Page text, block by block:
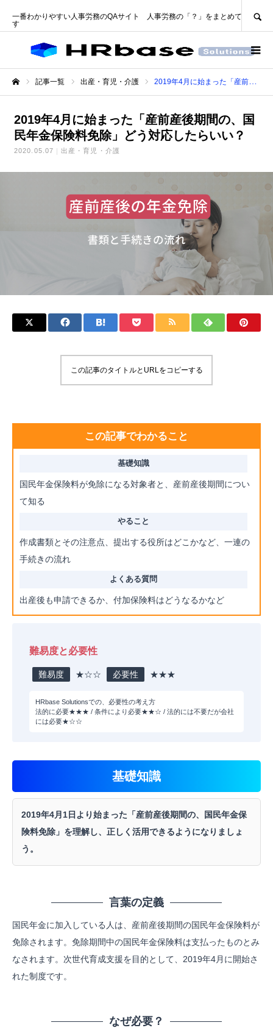
一番わかりやすい人事労務のQAサイト 人事労務の「？」をまとめて解決しま
す
記事一覧 出産・育児・介護 2019年4月に始まった「産前産後期間の、国民年金保険料免除」どう対応したらいい？
2019年4月に始まった「産前産後期間の、国
民年金保険料免除」どう対応したらいい？
2020.05.07 出産・育児・介護
この記事のタイトルとURLをコピーする
この記事でわかること
国民年金保険料が免除になる対象者と、産前産後期間につい
て知る
作成書類とその注意点、提出する役所はどこかなど、一連の
手続きの流れ
出産後も申請できるか、付加保険料はどうなるかなど
難易度と必要性
難易度 ★☆☆ 必要性 ★★★
HRbase Solutionsでの、必要性の考え方
法的に必要★★★ / 条件により必要★★☆ / 法的には不要だが会社
には必要★☆☆
基礎知識
2019年4月1日より始まった「産前産後期間の、国民年金保
険料免除」を理解し、正しく活用できるようになりましょ
う。
言葉の定義
国民年金に加入している人は、産前産後期間の国民年金保険料が
免除されます。免除期間中の国民年金保険料は支払ったものとみ
なされます。次世代育成支援を目的として、2019年4月に開始さ
れた制度です。
なぜ必要？